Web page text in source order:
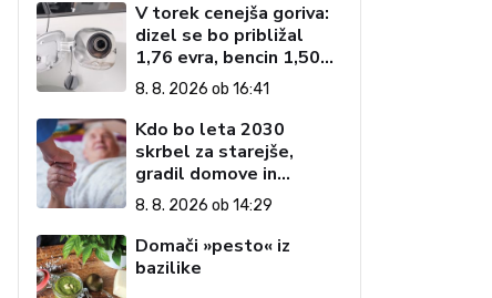
V torek cenejša goriva:
dizel se bo približal
1,76 evra, bencin 1,50
evra
8. 8. 2026 ob 16:41
Kdo bo leta 2030
skrbel za starejše,
gradil domove in
zagotavljal javne
storitve?
8. 8. 2026 ob 14:29
Domači »pesto« iz
bazilike